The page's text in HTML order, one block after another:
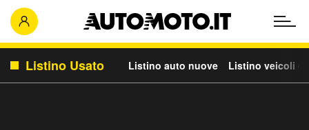
Listino Usato Listino auto nuove Listino veicoli